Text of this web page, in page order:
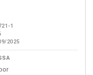
1
2025